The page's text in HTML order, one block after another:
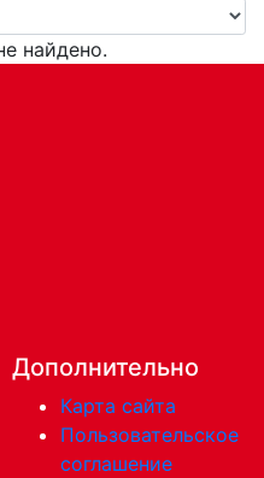
найдено.
Дополнительно
Карта сайта
Пользовательское
соглашение